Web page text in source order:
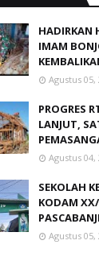
HADIRKAN
IMAM
Agustus 05,
PROGRES
LANJUT,
Agustus 04,
SEKOLAH
KODAM
Agustus 05,